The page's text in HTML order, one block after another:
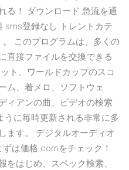
る！ ダウンロード 急流を通
sms登録なし トレントカテ
このプログラムは、多くの
直接ファイルを交換できる
ト、ワールドカップのスコ
ム、着メロ、ソフトウェ
ィアンの曲、ビデオの検索
うに毎時更新される非常に多
ます。 デジタルオーディオ
は価格.comをチェック！
をはじめ、スペック検索、